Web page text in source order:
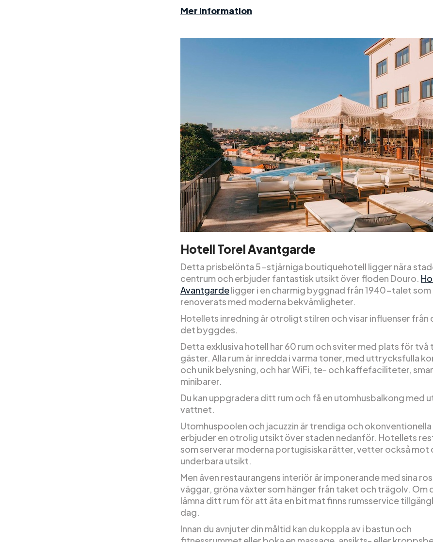
Mer information
Hotell Torel Avantgarde
Detta prisbelönta 5-stjärniga boutiquehotell ligger nära
centrum och erbjuder fantastisk utsikt över floden Douro.
Avantgardeligger i en charmig byggnad från 1940-talet som
renoverats med moderna bekvämligheter.
Hotellets inredning är otroligt stilren och visar influenser från
det byggdes.
Detta exklusiva hotell har 60 rum och sviter med plats för två
gäster. Alla rum är inredda i varma toner, med uttrycksfulla
och unik belysning, och har WiFi, te- och kaffefaciliteter,
minibarer.
Du kan uppgradera ditt rum och få en utomhusbalkong med
vattnet.
Utomhuspoolen och jacuzzin är trendiga och
erbjuder en otrolig utsikt över staden nedanför. Hotellets
som serverar moderna portugisiska rätter, vetter också mot
underbara utsikt.
Men även restaurangens interiör är imponerande med sina
väggar, gröna växter som hänger från taket och trägolv. Om
lämna ditt rum för att äta en bit mat finns rumsservice
dag.
Innan du avnjuter din måltid kan du koppla av i bastun och